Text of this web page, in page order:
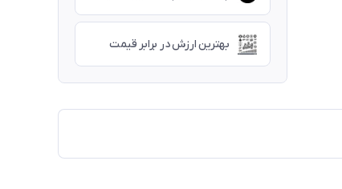
بهترین ارزش در برابر قیمت